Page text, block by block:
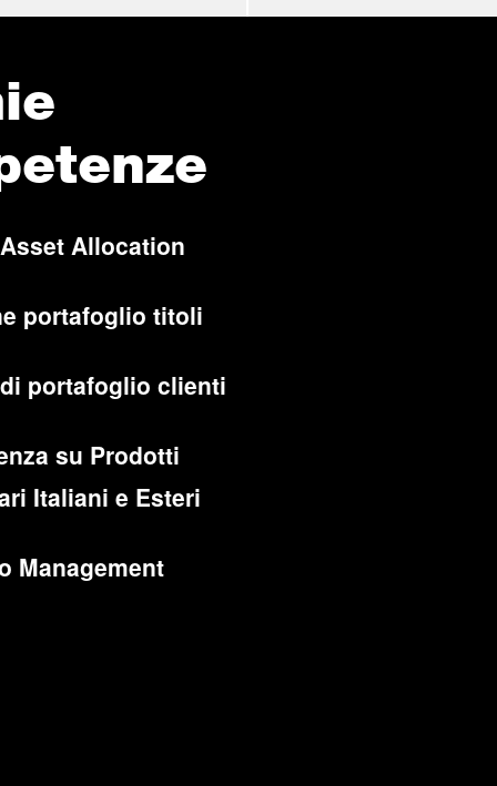
Allocation
portafoglio titoli
portafoglio clienti
su Prodotti
Italiani e Esteri
Management